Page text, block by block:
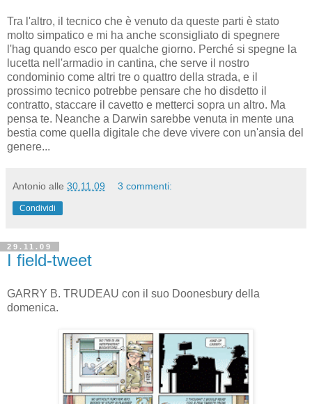
Tra l'altro, il tecnico che è venuto da queste parti è stato
molto simpatico e mi ha anche sconsigliato di spegnere
l'hag quando esco per qualche giorno. Perché si spegne la
lucetta nell'armadio in cantina, che serve il nostro
condominio come altri tre o quattro della strada, e il
prossimo tecnico potrebbe pensare che ho disdetto il
contratto, staccare il cavetto e metterci sopra un altro. Ma
pensa te. Neanche a Darwin sarebbe venuta in mente una
bestia come quella digitale che deve vivere con un'ansia del
genere...
Antonio alle 30.11.09 3 commenti:
Condividi
29.11.09
I field-tweet
GARRY B. TRUDEAU con il suo Doonesbury della
domenica.